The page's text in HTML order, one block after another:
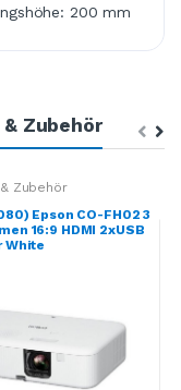
200 mm
Zubehör
Zubehör
Epson CO-FH02 3
16:9 HDMI 2xUSB
White